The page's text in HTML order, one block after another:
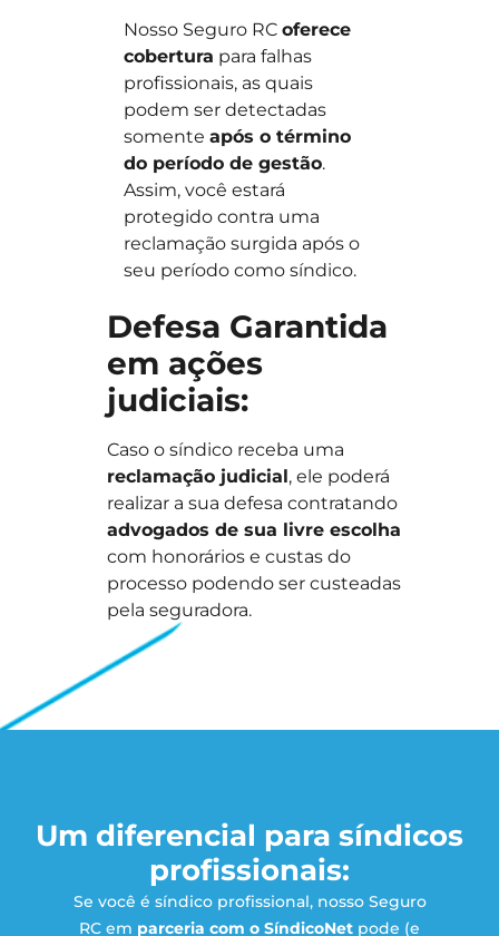
Nosso Seguro RC oferece
cobertura para falhas
profissionais, as quais
podem ser detectadas
somente após o término
do período de gestão.
Assim, você estará
protegido contra uma
reclamação surgida após o
seu período como síndico.
Defesa Garantida
em ações
judiciais:
Caso o síndico receba uma
reclamação judicial, ele poderá
realizar a sua defesa contratando
advogados de sua livre escolha
com honorários e custas do
processo podendo ser custeadas
pela seguradora.
Um diferencial para síndicos
profissionais:
Se você é síndico profissional, nosso Seguro
RC em parceria com o SíndicoNet pode (e